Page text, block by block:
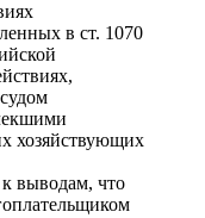
в ст. 1070
хозяйствующих
выводам, что